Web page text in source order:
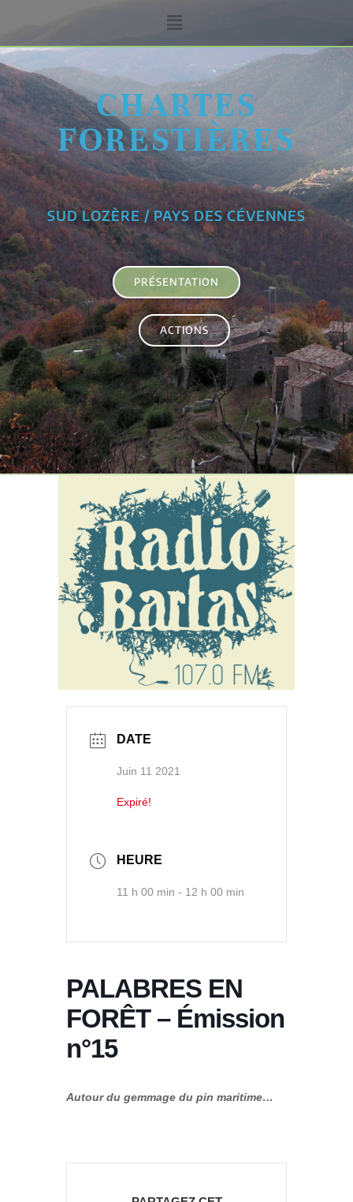
CHARTES
FORESTIÈRES
SUD LOZÈRE / PAYS DES CÉVENNES
PRÉSENTATION
ACTIONS
DATE
Juin 11 2021
Expiré!
HEURE
11 h 00 min - 12 h 00 min
PALABRES EN
FORÊT – Émission
n°15
Autour du gemmage du pin maritime…